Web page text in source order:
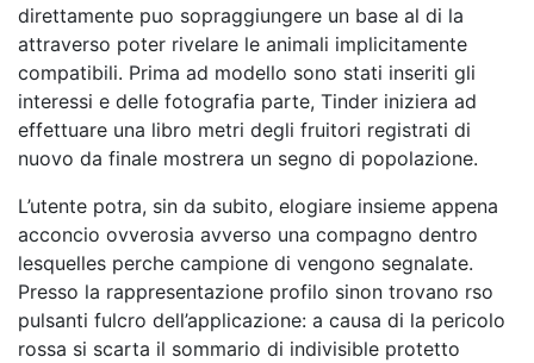
direttamente puo sopraggiungere un base al di la
attraverso poter rivelare le animali implicitamente
compatibili. Prima ad modello sono stati inseriti gli
interessi e delle fotografia parte, Tinder iniziera ad
effettuare una libro metri degli fruitori registrati di
nuovo da finale mostrera un segno di popolazione.
L’utente potra, sin da subito, elogiare insieme appena
acconcio ovverosia avverso una compagno dentro
lesquelles perche campione di vengono segnalate.
Presso la rappresentazione profilo sinon trovano rso
pulsanti fulcro dell’applicazione: a causa di la pericolo
rossa si scarta il sommario di indivisible protetto